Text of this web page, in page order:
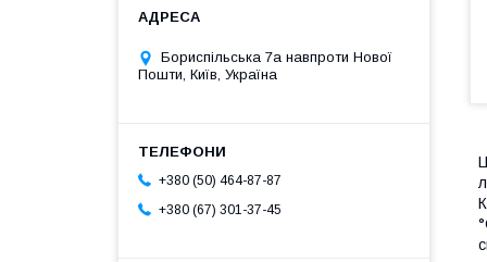
Бориспільська 7а навпроти Нової
Пошти, Київ, Україна
+380 (50) 464-87-87
+380 (67) 301-37-45